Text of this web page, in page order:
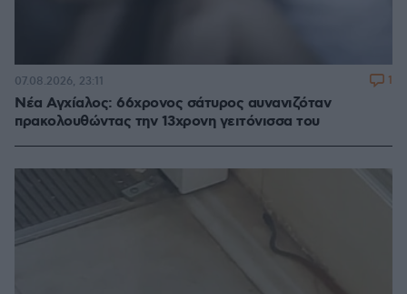
Νέα Αγχίαλος: 66χρονος σάτυρος αυνανιζόταν
πρακολουθώντας την 13χρονη γειτόνισσα του
07.08.2026, 23:11 1